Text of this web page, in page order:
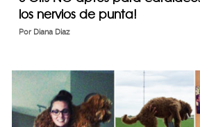
los nervios de punta!
Por Diana Diaz